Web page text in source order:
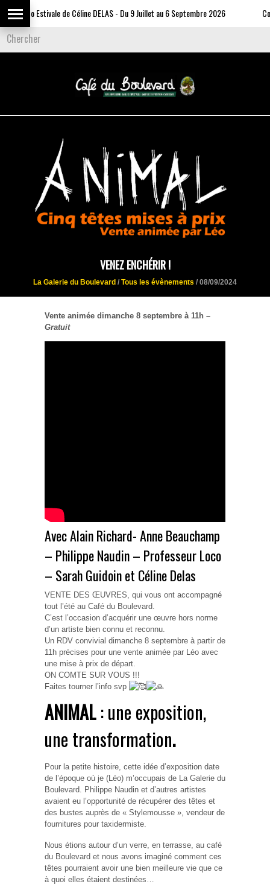
Expo Estivale de Céline DELAS - Du 9 Juillet au 6 Septembre 2026
VENEZ ENCHÉRIR !
La Galerie du Boulevard / Tous les évènements / 08/09/2024
Vente animée dimanche 8 septembre à 11h –
Gratuit
Avec Alain Richard- Anne Beauchamp
– Philippe Naudin – Professeur Loco
– Sarah Guidoin et Céline Delas
VENTE DES ŒUVRES, qui vous ont accompagné
tout l’été au Café du Boulevard.
C’est l’occasion d’acquérir une œuvre hors norme
d’un artiste bien connu et reconnu.
Un RDV convivial dimanche 8 septembre à partir de
11h précises pour une vente animée par Léo avec
une mise à prix de départ.
ON COMTE SUR VOUS !!!
Faites tourner l’info svp
ANIMAL: une exposition,
une transformation.
Pour la petite histoire, cette idée d’exposition date
de l’époque où je (Léo) m’occupais de La Galerie du
Boulevard. Philippe Naudin et d’autres artistes
avaient eu l’opportunité de récupérer des têtes et
des bustes auprès de « Stylemousse », vendeur de
fournitures pour taxidermiste.
Nous étions autour d’un verre, en terrasse, au café
du Boulevard et nous avons imaginé comment ces
têtes pourraient avoir une bien meilleure vie que ce
à quoi elles étaient destinées…